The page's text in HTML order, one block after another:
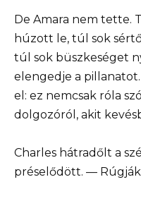
De Amara nem tette.
húzott le, túl sok
túl sok büszkeséget
elengedje a
el: ez nemcsak róla
dolgozóról, akit
Charles hátradőlt a
préselődött. —